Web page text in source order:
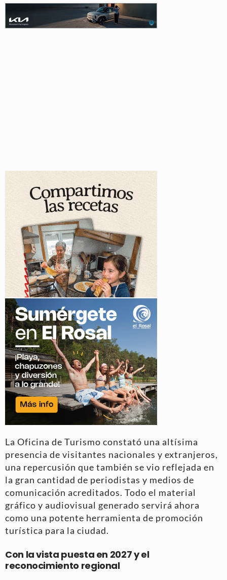
La Oficina de Turismo constató una altísima
presencia de visitantes nacionales y extranjeros,
una repercusión que también se vio reflejada en
la gran cantidad de periodistas y medios de
comunicación acreditados. Todo el material
gráfico y audiovisual generado servirá ahora
como una potente herramienta de promoción
turística para la ciudad.
Con la vista puesta en 2027 y el
reconocimiento regional